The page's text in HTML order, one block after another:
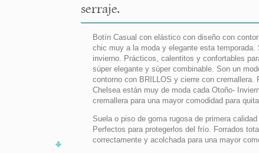
serraje.
Botín Casual con elástico con diseño con
chic muy a la moda y elegante esta
invierno. Prácticos, calentitos y confortables
súper elegante y súper combinable. Son un
contorno con BRILLOS y cierre con cremallera.
Chelsea están muy de moda cada Otoño-
cremallera para una mayor comodidad para
Suela o piso de goma rugosa de primera
Perfectos para protegerlos del frío. Forrados
correctamente y acolchada para una mayor